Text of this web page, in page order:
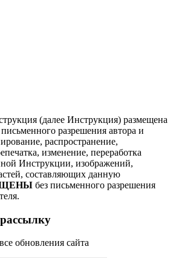
(далее Инструкция) размещена
письменного разрешения автора и
распространение,
изменение, переработка
Инструкции, изображений,
составляющих данную
без письменного разрешения
обновления сайта